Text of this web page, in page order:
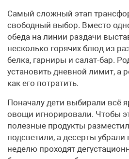
Самый сложный этап
свободный выбор. Вместо
обеда на линии раздачи
несколько горячих блюд из
белка, гарниры и салат-бар.
установить дневной лимит, а
как его потратить.
Поначалу дети выбирали всё
овощи игнорировали. Чтобы
полезные продукты
подсветили, а десерты
неделю проходят